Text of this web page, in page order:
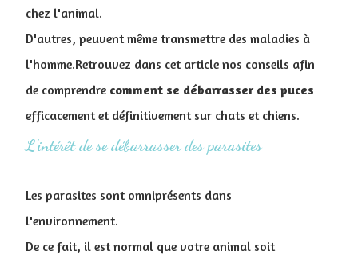
chez l'animal.
D'autres, peuvent même transmettre des maladies à
l'homme.Retrouvez dans cet article nos conseils afin
de comprendre comment se débarrasser des puces
efficacement et définitivement sur chats et chiens.
L'intérêt de se débarrasser des parasites
Les parasites sont omniprésents dans
l'environnement.
De ce fait, il est normal que votre animal soit